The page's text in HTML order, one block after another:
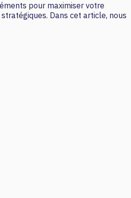
pour maximiser votre
Dans cet article, nous